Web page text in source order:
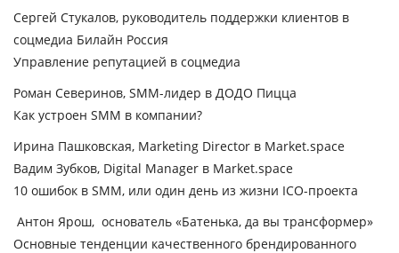
Сергей Стукалов, руководитель поддержки клиентов в
соцмедиа Билайн Россия
Управление репутацией в соцмедиа
Роман Северинов, SMM-лидер в ДОДО Пицца
Как устроен SMM в компании?
Ирина Пашковская, Marketing Director в Market.space
Вадим Зубков, Digital Manager в Market.space
10 ошибок в SMM, или один день из жизни ICO-проекта
Антон Ярош, основатель «Батенька, да вы трансформер»
Основные тенденции качественного брендированного